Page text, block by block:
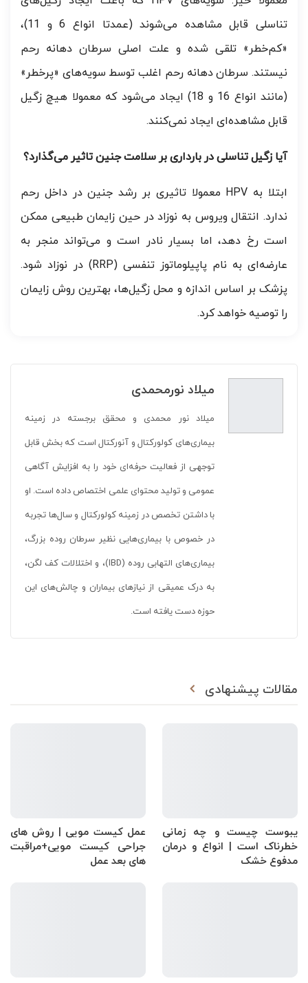
تناسلی قابل مشاهده می‌شوند (عمدتا انواع 6 و 11)،
«کم‌خطر» تلقی شده و علت اصلی سرطان دهانه رحم
نیستند. سرطان دهانه رحم اغلب توسط سویه‌های «پرخطر»
(مانند انواع 16 و 18) ایجاد می‌شود که معمولا هیچ زگیل
قابل مشاهده‌ای ایجاد نمی‌کنند.
آیا زگیل تناسلی در بارداری بر سلامت جنین تاثیر می‌گذارد؟
ابتلا به HPV معمولا تاثیری بر رشد جنین در داخل رحم
ندارد. انتقال ویروس به نوزاد در حین زایمان طبیعی ممکن
است رخ دهد، اما بسیار نادر است و می‌تواند منجر به
عارضه‌ای به نام پاپیلوماتوز تنفسی (RRP) در نوزاد شود.
پزشک بر اساس اندازه و محل زگیل‌ها، بهترین روش زایمان
را توصیه خواهد کرد.
میلاد نورمحمدی
میلاد نور محمدی و محقق برجسته در زمینه
بیماری‌های کولورکتال و آنورکتال است که بخش قابل
توجهی از فعالیت حرفه‌ای خود را به افزایش آگاهی
عمومی و تولید محتوای علمی اختصاص داده است. او
با داشتن تخصص در زمینه کولورکتال و سال‌ها تجربه
در خصوص با بیماری‌هایی نظیر سرطان روده بزرگ،
بیماری‌های التهابی روده (IBD)، و اختلالات کف لگن،
به درک عمیقی از نیازهای بیماران و چالش‌های این
حوزه دست یافته است.
مقالات پیشنهادی
یبوست چیست و چه زمانی
خطرناک است | انواع و درمان
مدفوع خشک
عمل کیست مویی | روش های
جراحی کیست مویی+مراقبت
های بعد عمل